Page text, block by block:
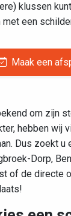
klussen
met een
Maak een
om zijn
hebben wij
Dus zoekt u
Dorp,
of de directe